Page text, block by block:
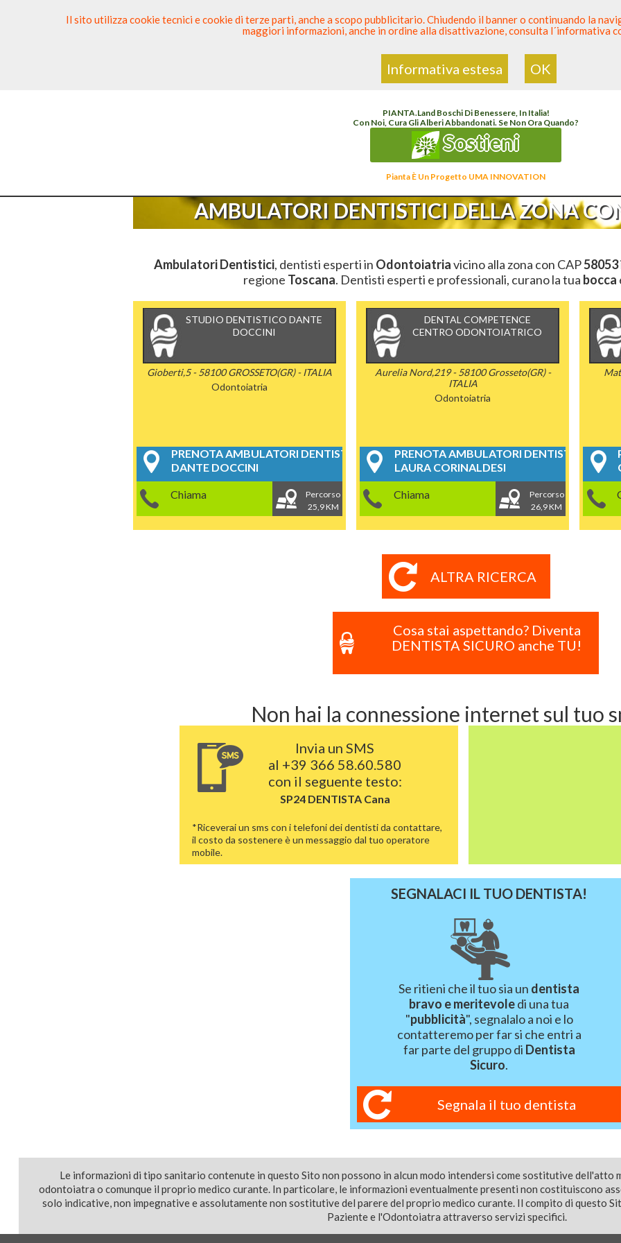
Elenco Dentista Sicuro>Odontoiatria>Ambulatori Dentistici>Toscana
PIANTA.LandBoschi Di Benessere, In Italia!
Con Noi, Cura Gli Alberi Abbandonati. Se Non Ora Quando?
Sostieni
Pianta È Un Progetto UMA INNOVATION
AMBULATORI DENTISTICI DELLA ZONA
Ambulatori Dentistici, dentisti esperti in Odontoiatriavicino alla zona con CAP58053
regione Toscana. Dentisti esperti e professionali, curano la tua bocca
STUDIO DENTISTICO DANTE
DOCCINI
Gioberti,5 - 58100 GROSSETO(GR) - ITALIA
Odontoiatria
PRENOTA AMBULATORI DENTISTICI
DANTE DOCCINI
Chiama
Percorso
25,9 KM
DENTAL COMPETENCE
CENTRO ODONTOIATRICO
Aurelia Nord,219 - 58100 Grosseto(GR) -
ITALIA
Odontoiatria
PRENOTA AMBULATORI DENTISTICI
LAURA CORINALDESI
Chiama
Percorso
26,9 KM
ALTRA RICERCA
Cosa stai aspettando? Diventa
DENTISTA SICURO anche TU!
Non hai la connessione internet sul tuo
Invia un SMS
al +39 366 58.60.580
con il seguente testo:
SP24 DENTISTA Cana
*Riceverai un sms con i telefoni dei dentisti da contattare,
il costo da sostenere è un messaggio dal tuo operatore
mobile.
SEGNALACI IL TUO DENTISTA!
Se ritieni che il tuo sia un dentista
bravo e meritevoledi una tua
"pubblicità", segnalalo a noi e lo
contatteremo per far si che entri a
far parte del gruppo di Dentista
Sicuro.
Segnala il tuo dentista
Le informazioni di tipo sanitario contenute in questo Sito non possono in alcun modo intendersi come sostitutive dell'atto
odontoiatra o comunque il proprio medico curante. In particolare, le informazioni eventualmente presenti non costituiscono
solo indicative, non impegnative e assolutamente non sostitutive del parere del proprio medico curante. Il compito di questo
Paziente e l'Odontoiatra attraverso servizi specifici.
Il sito utilizza cookie tecnici e cookie di terze parti, anche a scopo pubblicitario. Chiudendo il banner o continuando la
maggiori informazioni, anche in ordine alla disattivazione, consulta l´informativa
Informativa estesa OK